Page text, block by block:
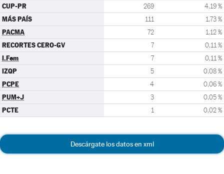
CUP-PR 269 4,19 %
MÁS PAÍS 111 1,73 %
PACMA 72 1,12 %
RECORTES CERO-GV 7 0,11 %
I.Fem 7 0,11 %
IZQP 5 0,08 %
PCPE 4 0,06 %
PUM+J 3 0,05 %
PCTE 1 0,02 %
Descárgate los datos en xml